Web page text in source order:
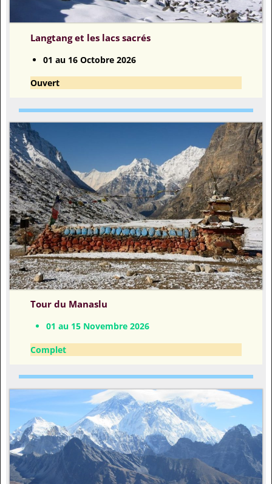
Langtang et les lacs sacrés
01 au 16 Octobre 2026
Ouvert
Tour du Manaslu
01 au 15 Novembre 2026
Complet